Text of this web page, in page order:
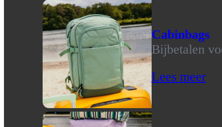
Cabinbags
Bijbetalen
Lees meer